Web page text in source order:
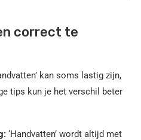
correct te
kan soms lastig zijn,
tips kun je het verschil beter
‘Handvatten’ wordt altijd met